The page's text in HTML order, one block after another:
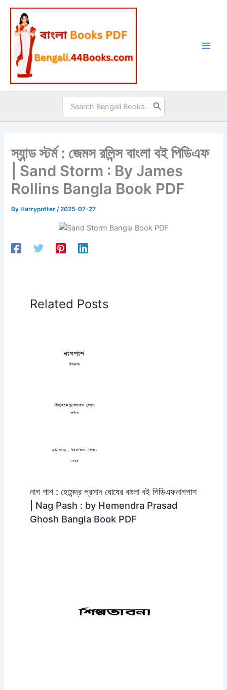
Skip
content
Search
for:
স্যান্ড স্টর্ম : জেমস রলিন্স বাংলা বই পিডিএফ
| Sand Storm : By James
Rollins Bangla Book PDF
By Harrypotter/2025-07-27
Related Posts
নাগ পাশ : হেমেন্দ্র প্রসাদ ঘোষের বাংলা বই পিডিএফনাগপাশ
| Nag Pash : by Hemendra Prasad
Ghosh Bangla Book PDF